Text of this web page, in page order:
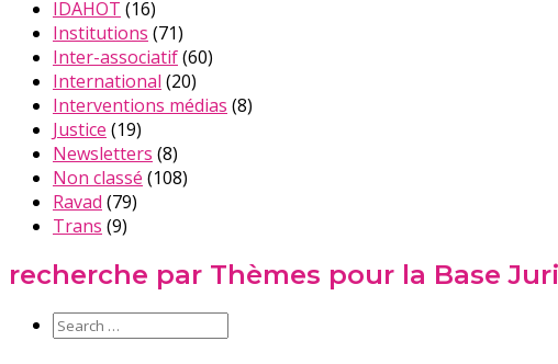
IDAHOT (16)
Institutions (71)
Inter-associatif(60)
International (20)
Interventions médias (8)
Justice (19)
Newsletters (8)
Non classé (108)
Ravad (79)
Trans (9)
recherche par Thèmes pour la Base